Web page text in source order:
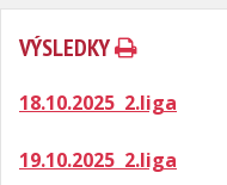
VÝSLEDKY
18.10.2025 2.liga
19.10.2025 2.liga